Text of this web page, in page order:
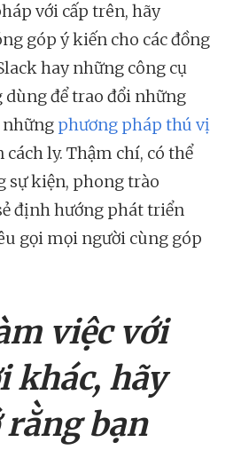
với cấp trên, hãy
góp ý kiến cho các đồng
hay những công cụ
dùng để trao đổi những
những phương pháp thú vị
ly. Thậm chí, có thể
sự kiện, phong trào
định hướng phát triển
gọi mọi người cùng góp
việc với
khác, hãy
bạn